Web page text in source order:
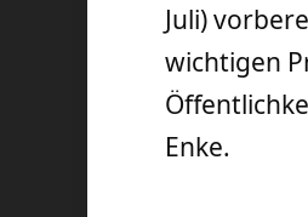
Juli)
wichtigen
Enke.